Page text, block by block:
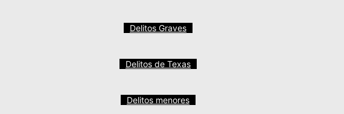
Delitos Graves
Delitos de Texas
Delitos menores
Defensa Penal en